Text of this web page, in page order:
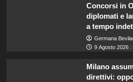
Concorsi in
diplomati e
a tempo
Germana
9 Agosto 2026 :
Milano
direttivi: